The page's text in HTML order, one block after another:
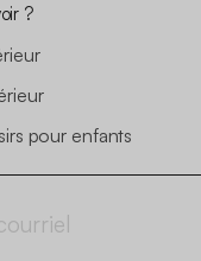
?
pour enfants